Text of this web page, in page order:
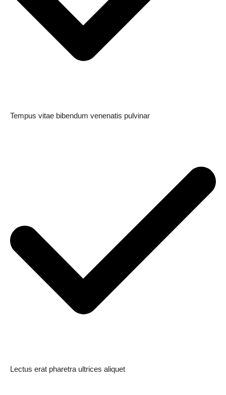
Subscription Plans
My account
Tempus vitae bibendum venenatis pulvinar
Lectus erat pharetra ultrices aliquet